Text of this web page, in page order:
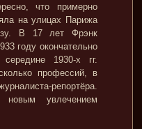
что примерно
на улицах Парижа
В 17 лет Фрэнк
году окончательно
1930-х гг.
профессий, в
репортёра.
увлечением